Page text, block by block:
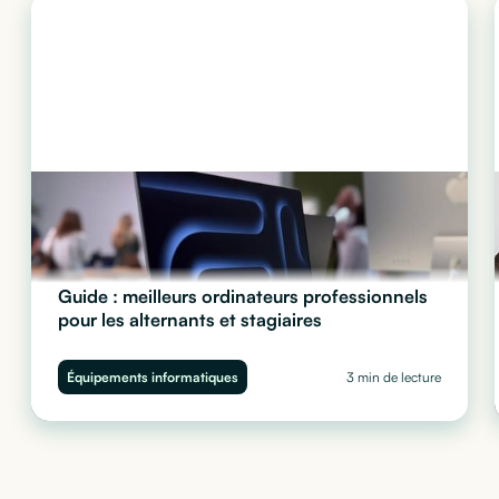
Guide : meilleurs ordinateurs professionnels
pour les alternants et stagiaires
Quel ordinateur choisir pour vos stagiaires et alternants ?
Performance, sécurité et budget : découvrez notre guide complet
pour équiper vos juniors sans impacter votre trésorerie.
Équipements informatiques 3 min de lecture